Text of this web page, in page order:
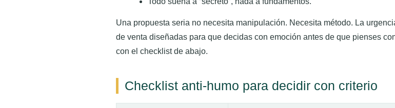
Una propuesta seria no necesita manipulación. Necesita método. La
de venta diseñadas para que decidas con emoción antes de que pienses
con el checklist de abajo.
Checklist anti-humo para decidir con criterio